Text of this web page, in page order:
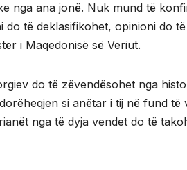
nga ana jonë. Nuk mund të
do të deklasifikohet, opinioni do
i Maqedonisë së Veriut.
do të zëvendësohet nga
si anëtar i tij në fund të
nga të dyja vendet do të